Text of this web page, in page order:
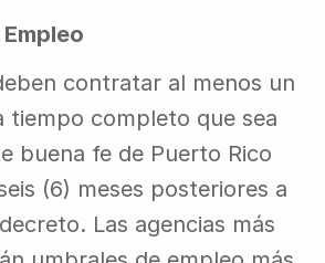
contratar al menos un
tiempo completo que sea
buena fe de Puerto Rico
(6) meses posteriores a
Las agencias más